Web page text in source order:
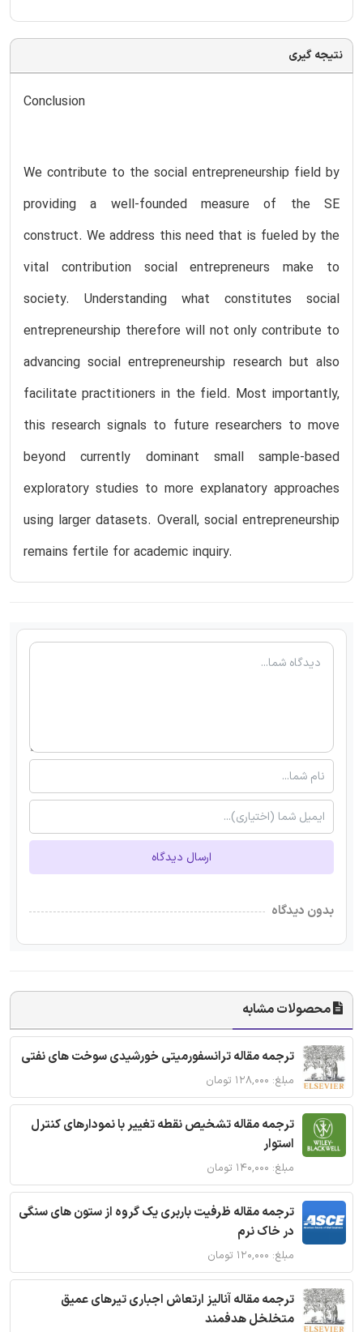
نتیجه گیری
Conclusion
We contribute to the social entrepreneurship field by
providing a well-founded measure of the SE
construct. We address this need that is fueled by the
vital contribution social entrepreneurs make to
society. Understanding what constitutes social
entrepreneurship therefore will not only contribute to
advancing social entrepreneurship research but also
facilitate practitioners in the field. Most importantly,
this research signals to future researchers to move
beyond currently dominant small sample-based
exploratory studies to more explanatory approaches
using larger datasets. Overall, social entrepreneurship
remains fertile for academic inquiry.
ارسال دیدگاه
بدون دیدگاه
محصولات مشابه
ترجمه مقاله ترانسفورمیتی خورشیدی سوخت های نفتی
مبلغ: ۱۲۸,۰۰۰ تومان
ترجمه مقاله تشخیص نقطه تغییر با نمودارهای کنترل
استوار
مبلغ: ۱۴۰,۰۰۰ تومان
ترجمه مقاله ظرفیت باربری یک گروه از ستون های سنگی
در خاک نرم
مبلغ: ۱۲۰,۰۰۰ تومان
ترجمه مقاله آنالیز ارتعاش اجباری تیرهای عمیق
متخلخل هدفمند